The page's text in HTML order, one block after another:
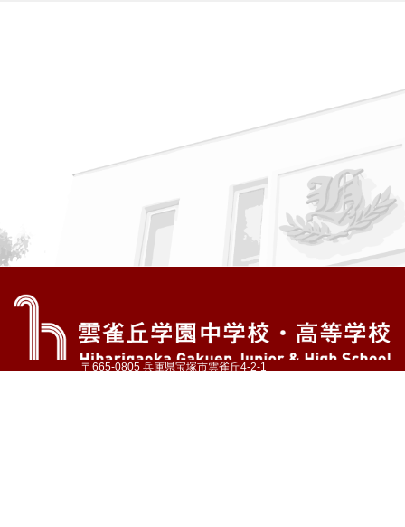
〒665-0805 兵庫県宝塚市雲雀丘4-2-1